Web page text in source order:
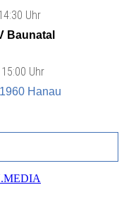
Uhr
Baunatal
15:00 Uhr
Hanau